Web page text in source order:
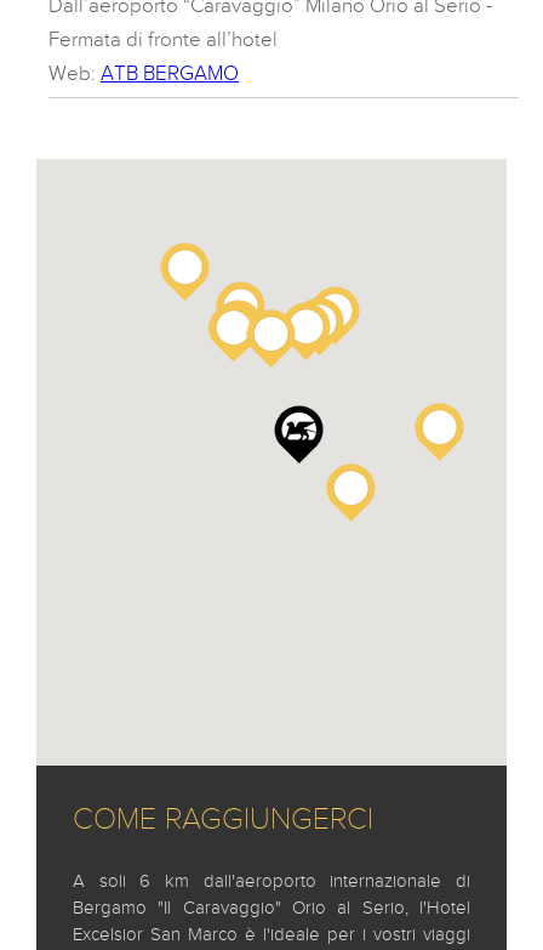
Dall’aeroporto “Caravaggio” Milano Orio al Serio -
Fermata di fronte all’hotel
Web: ATB BERGAMO
COME RAGGIUNGERCI
A soli 6 km dall'aeroporto internazionale di
Bergamo "Il Caravaggio" Orio al Serio, l'Hotel
Excelsior San Marco è l'ideale per i vostri viaggi